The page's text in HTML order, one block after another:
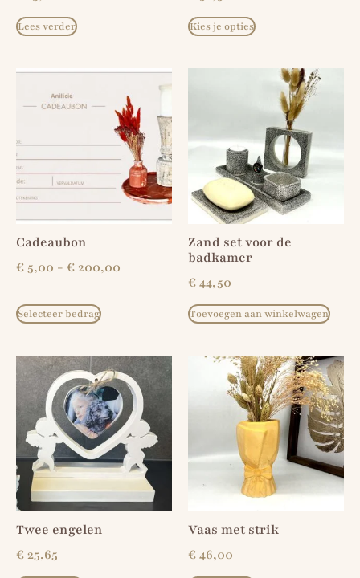
Lees verder Kies je opties
Cadeaubon
€5,00 - €200,00
Selecteer bedrag
Zand set voor de
badkamer
€44,50
Toevoegen aan winkelwagen
Twee engelen
€25,65
Vaas met strik
€46,00